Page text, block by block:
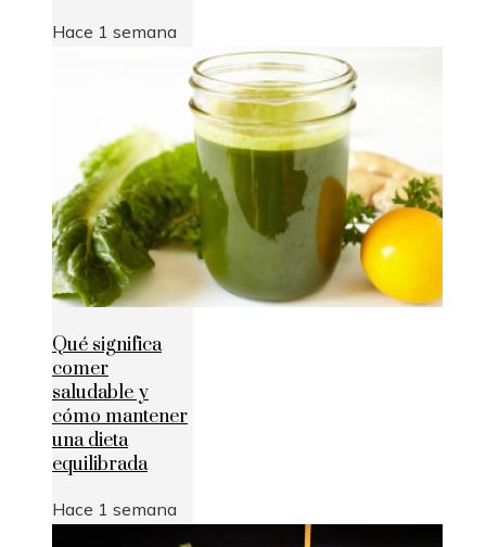
Hace 1 semana
Qué significa
comer
saludable y
cómo mantener
una dieta
equilibrada
Hace 1 semana